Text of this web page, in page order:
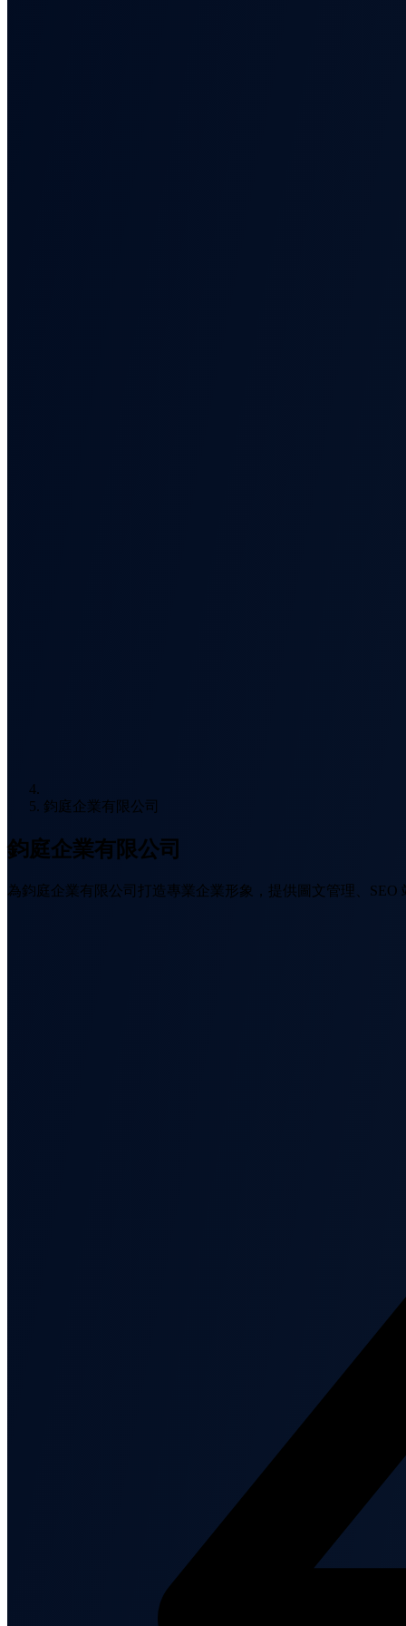
鈞庭企業有限公司
鈞庭企業有限公司
為鈞庭企業有限公司打造專業企業形象，提供圖文管理、SEO